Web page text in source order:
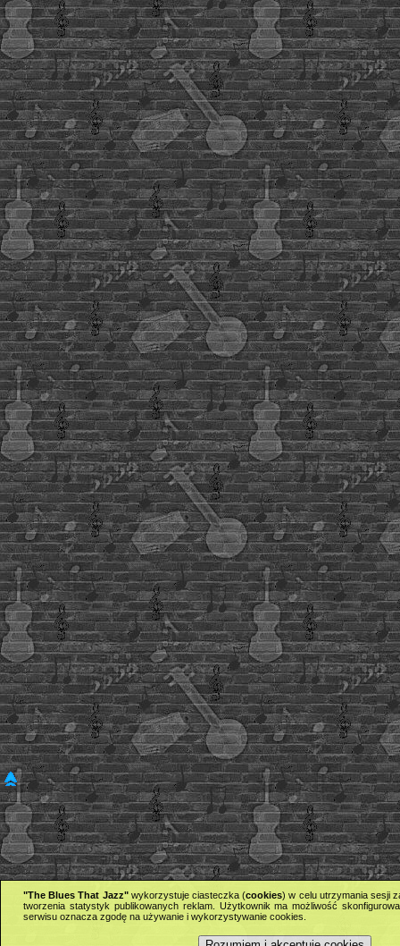
"The Blues That Jazz"wykorzystuje ciasteczka (cookies) w celu utrzymania sesji
tworzenia statystyk publikowanych reklam. Użytkownik ma możliwość
serwisu oznacza zgodę na używanie i wykorzystywanie cookies.